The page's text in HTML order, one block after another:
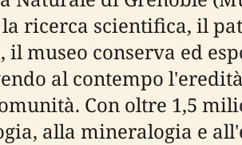
ricerca scientifica, il
museo conserva ed
al contempo
Con oltre 1,5
alla mineralogia e